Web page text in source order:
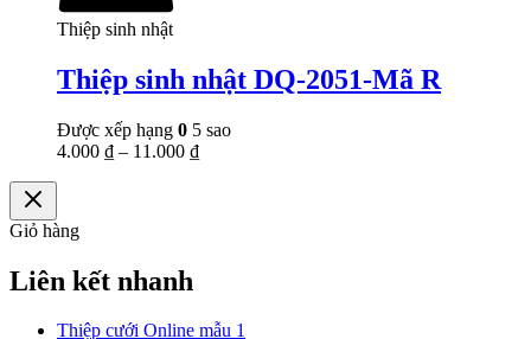
Thiệp sinh nhật
Thiệp sinh nhật DQ-2051-Mã R
Được xếp hạng 0 5 sao
4.000 ₫ – 11.000 ₫
Giỏ hàng
Liên kết nhanh
Thiệp cưới Online mẫu 1